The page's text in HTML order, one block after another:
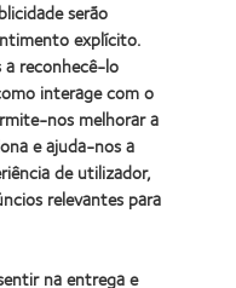
serão
explícito.
a reconhecê-lo
interage com o
nos melhorar a
e ajuda-nos a
de utilizador,
relevantes para
na entrega e